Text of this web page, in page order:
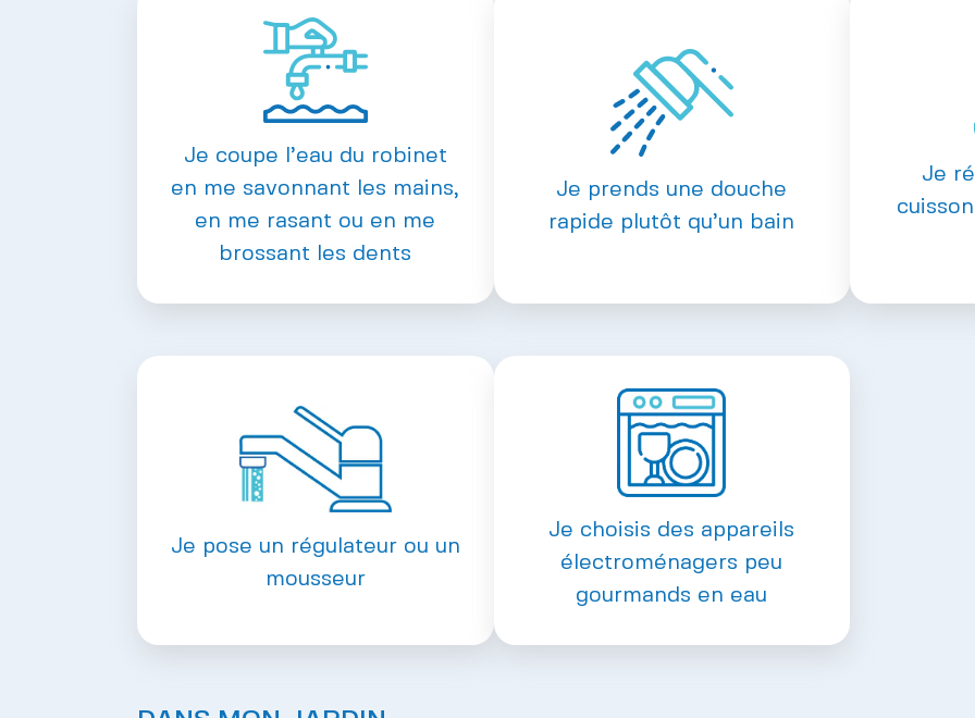
Je coupe l’eau du robinet
en me savonnant les mains,
en me rasant ou en me
brossant les dents
Je prends une douche
rapide plutôt qu’un bain
Je
Je pose un régulateur ou un
mousseur
Je choisis des appareils
électroménagers peu
gourmands en eau